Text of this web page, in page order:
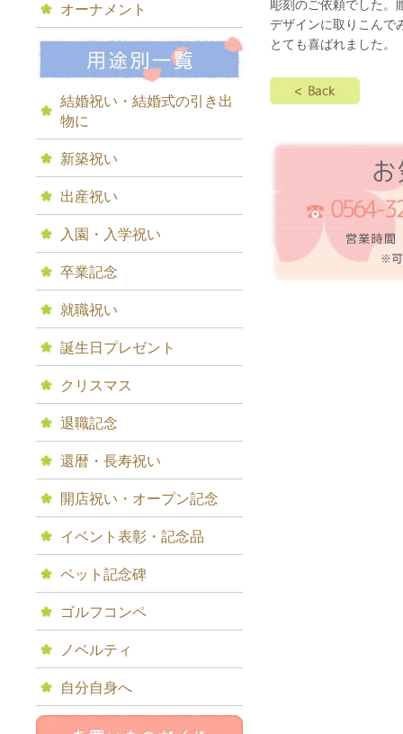
彫刻のご依頼でした。
デザインに取りこんで
とても喜ばれました。
オーナメント
結婚祝い・結婚式の引き出
物に
新築祝い
出産祝い
入園・入学祝い
卒業記念
就職祝い
誕生日プレゼント
クリスマス
退職記念
還暦・長寿祝い
開店祝い・オープン記念
イベント表彰・記念品
ペット記念碑
ゴルフコンペ
ノベルティ
自分自身へ